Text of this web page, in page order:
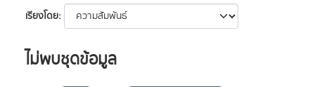
เรียงโดย
ไม่พบชุดข้อมูล